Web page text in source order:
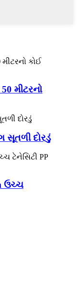
મીટરનો
સૂતળી દોરડું
ઉચ્ચ